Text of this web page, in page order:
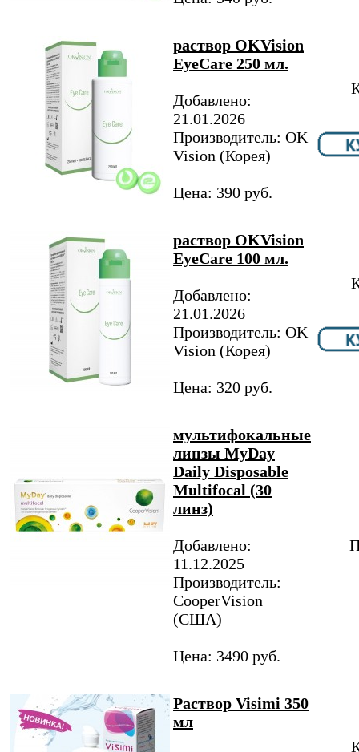
раствор OKVision
EyeCare 250 мл.
Добавлено:
21.01.2026
Производитель: OK
Vision (Корея)
Цена: 390 руб.
раствор OKVision
EyeCare 100 мл.
Добавлено:
21.01.2026
Производитель: OK
Vision (Корея)
Цена: 320 руб.
мультифокальные
линзы MyDay
Daily Disposable
Multifocal (30
линз)
Добавлено:
11.12.2025
Производитель:
CooperVision
(США)
Цена: 3490 руб.
Раствор Visimi 350
мл